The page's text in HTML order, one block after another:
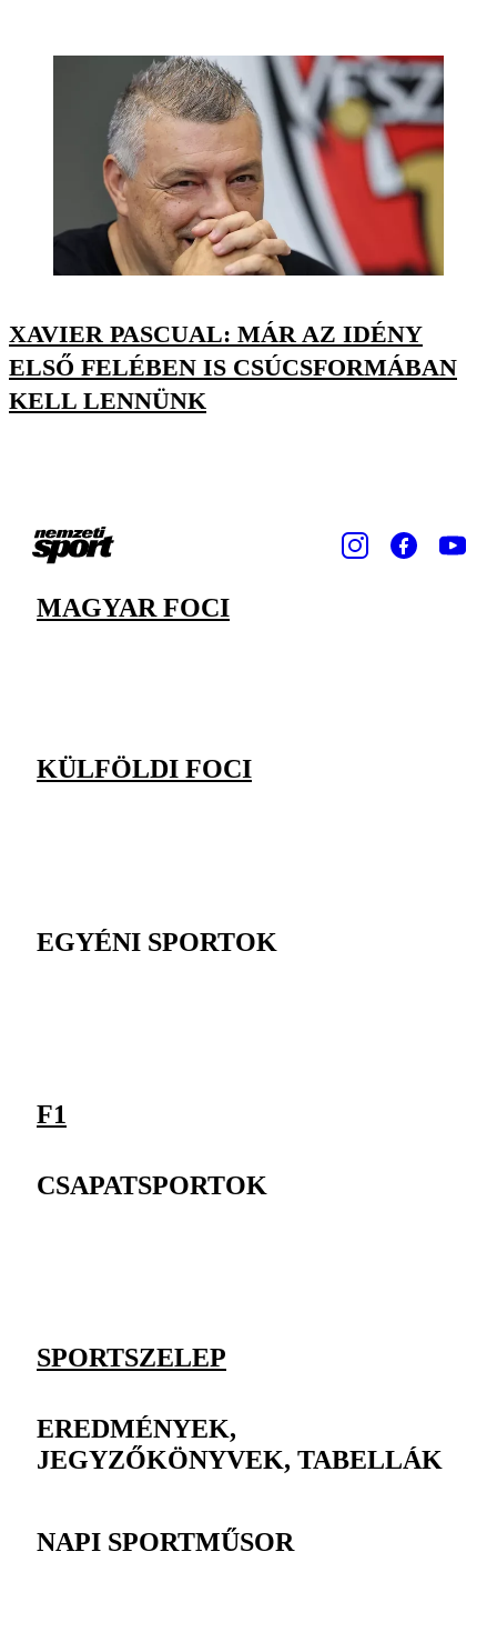
XAVIER PASCUAL: MÁR AZ IDÉNY
ELSŐ FELÉBEN IS CSÚCSFORMÁBAN
KELL LENNÜNK
MAGYAR FOCI
KÜLFÖLDI FOCI
EGYÉNI SPORTOK
F1
CSAPATSPORTOK
SPORTSZELEP
EREDMÉNYEK,
JEGYZŐKÖNYVEK, TABELLÁK
NAPI SPORTMŰSOR